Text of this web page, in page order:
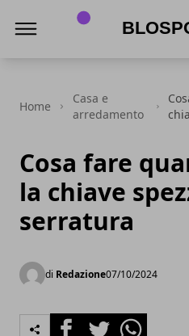
Home
Casa e
arredamento
Cosa fare
la chiave
serratura
di Redazione07/10/2024
FacebookTwitterWhatsapp